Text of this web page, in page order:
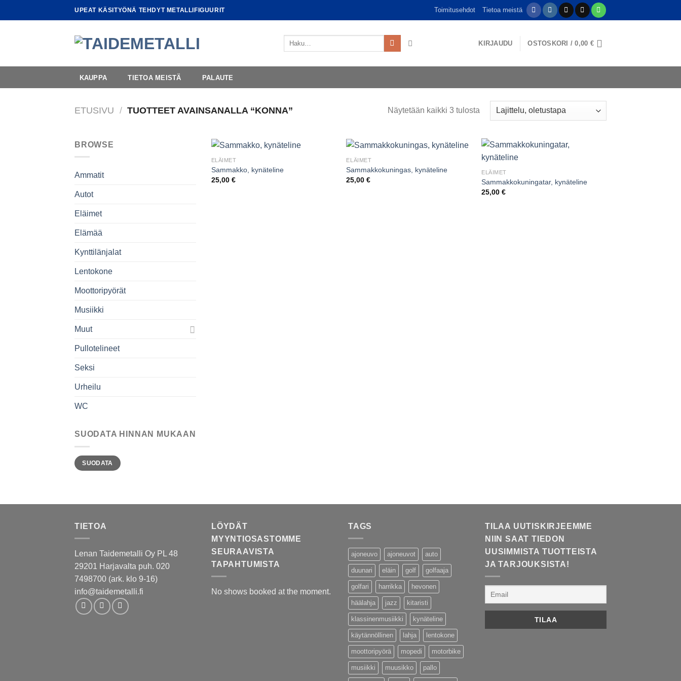
to
UPEAT KÄSITYÖNÄ TEHDYT METALLIFIGUURIT Toimitusehdot Tietoa meistä
Etsi:
KIRJAUDU OSTOSKORI /0,00 €
KAUPPA TIETOA MEISTÄ PALAUTE
ETUSIVU / TUOTTEET AVAINSANALLA “KONNA” Näytetään kaikki 3 tulosta
BROWSE
Ammatit
Autot
Eläimet
Elämää
Kynttilänjalat
Lentokone
Moottoripyörät
Musiikki
Muut
Pullotelineet
Seksi
Urheilu
WC
SUODATA HINNAN MUKAAN
Minimihinta
Maksimihinta
SUODATA
ELÄIMET
Sammakko, kynäteline
25,00 €
ELÄIMET
Sammakkokuningas, kynäteline
25,00€
ELÄIMET
Sammakkokuningatar, kynäteline
25,00€
TIETOA
Lenan Taidemetalli Oy PL 48
29201 Harjavalta puh. 020
7498700 (ark. klo 9-16)
info@taidemetalli.fi
LÖYDÄT
MYYNTIOSASTOMME
SEURAAVISTA
TAPAHTUMISTA
No shows booked at the moment.
TAGS
ajoneuvo ajoneuvot auto
duunari eläin golf golfaaja
golfari harrikka hevonen
häälahja jazz kitaristi
klassinenmusiikki kynäteline
käytännöllinen lahja lentokone
moottoripyörä mopedi motorbike
musiikki muusikko pallo
TILAA UUTISKIRJEEMME
NIIN SAAT TIEDON
UUSIMMISTA TUOTTEISTA
JA TARJOUKSISTA!